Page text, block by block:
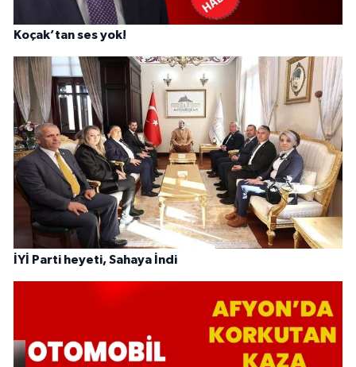
Koçak’tan ses yok!
İYİ Parti heyeti, Sahaya İndi